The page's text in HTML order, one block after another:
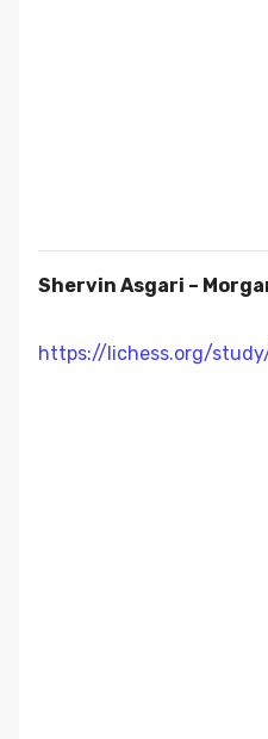
Shervin Asgari –
https://lichess.org/study/